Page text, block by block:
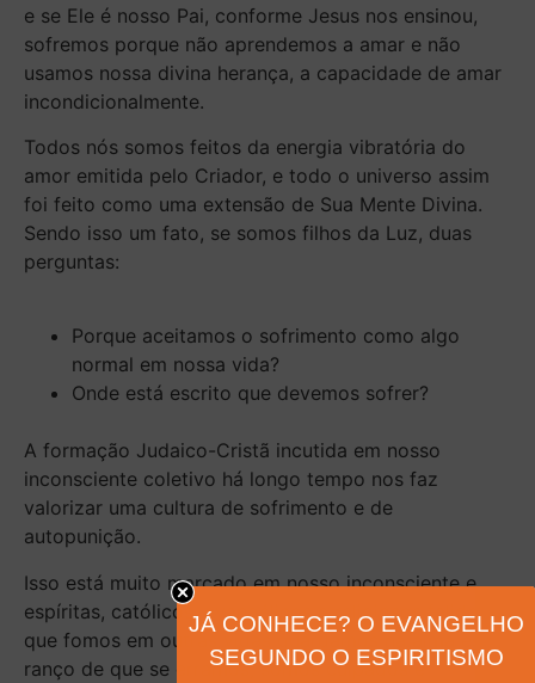
e se Ele é nosso Pai, conforme Jesus nos ensinou,
sofremos porque não aprendemos a amar e não
usamos nossa divina herança, a capacidade de amar
incondicionalmente.
Todos nós somos feitos da energia vibratória do
amor emitida pelo Criador, e todo o universo assim
foi feito como uma extensão de Sua Mente Divina.
Sendo isso um fato, se somos filhos da Luz, duas
perguntas:
Porque aceitamos o sofrimento como algo
normal em nossa vida?
Onde está escrito que devemos sofrer?
A formação Judaico-Cristã incutida em nosso
inconsciente coletivo há longo tempo nos faz
valorizar uma cultura de sofrimento e de
autopunição.
Isso está muito marcado em nosso inconsciente e,
espíritas, católicos, evangélicos e religiosos falidos
que fomos em outras vidas guardamos na alma esse
ranço de que se erramos, somos culpados e
JÁ CONHECE? O EVANGELHO
SEGUNDO O ESPIRITISMO